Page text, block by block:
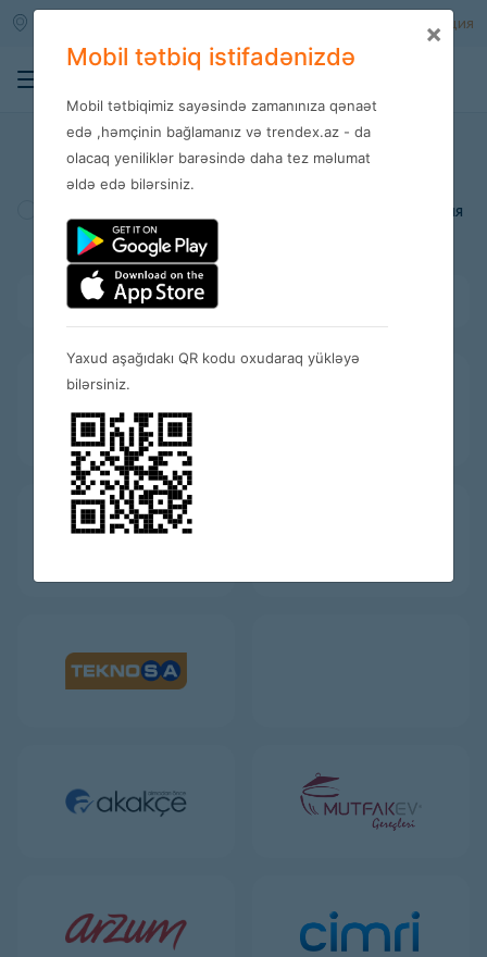
Регистрация
Магазины
Испания
Bütün kateqoriyalar
×
Mobil tətbiq istifadənizdə
Mobil tətbiqimiz sayəsində zamanınıza qənaət
edə ,həmçinin bağlamanız və trendex.az - da
olacaq yeniliklər barəsində daha tez məlumat
əldə edə bilərsiniz.
Yaxud aşağıdakı QR kodu oxudaraq yükləyə
bilərsiniz.